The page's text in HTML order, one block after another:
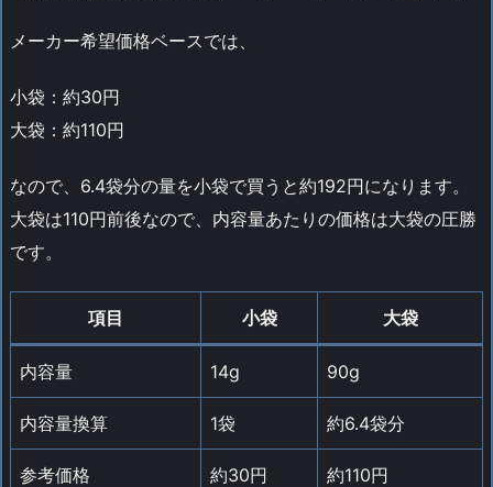
メーカー希望価格ベースでは、
小袋：約30円
大袋：約110円
なので、6.4袋分の量を小袋で買うと約192円になります。
大袋は110円前後なので、内容量あたりの価格は大袋の圧勝
です。
項目 小袋 大袋
内容量 14g 90g
内容量換算 1袋 約6.4袋分
参考価格 約30円 約110円